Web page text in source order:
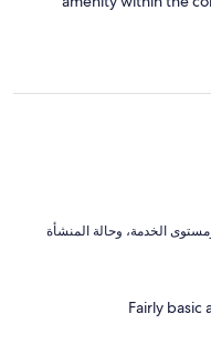
sporting
show the kids around
the same time
عناصر نالت الإعجاب: ⁦النظافة⁩، و⁦العاملون ومستوى الخدمة⁩، و⁦حالة المنشأة
Fairly